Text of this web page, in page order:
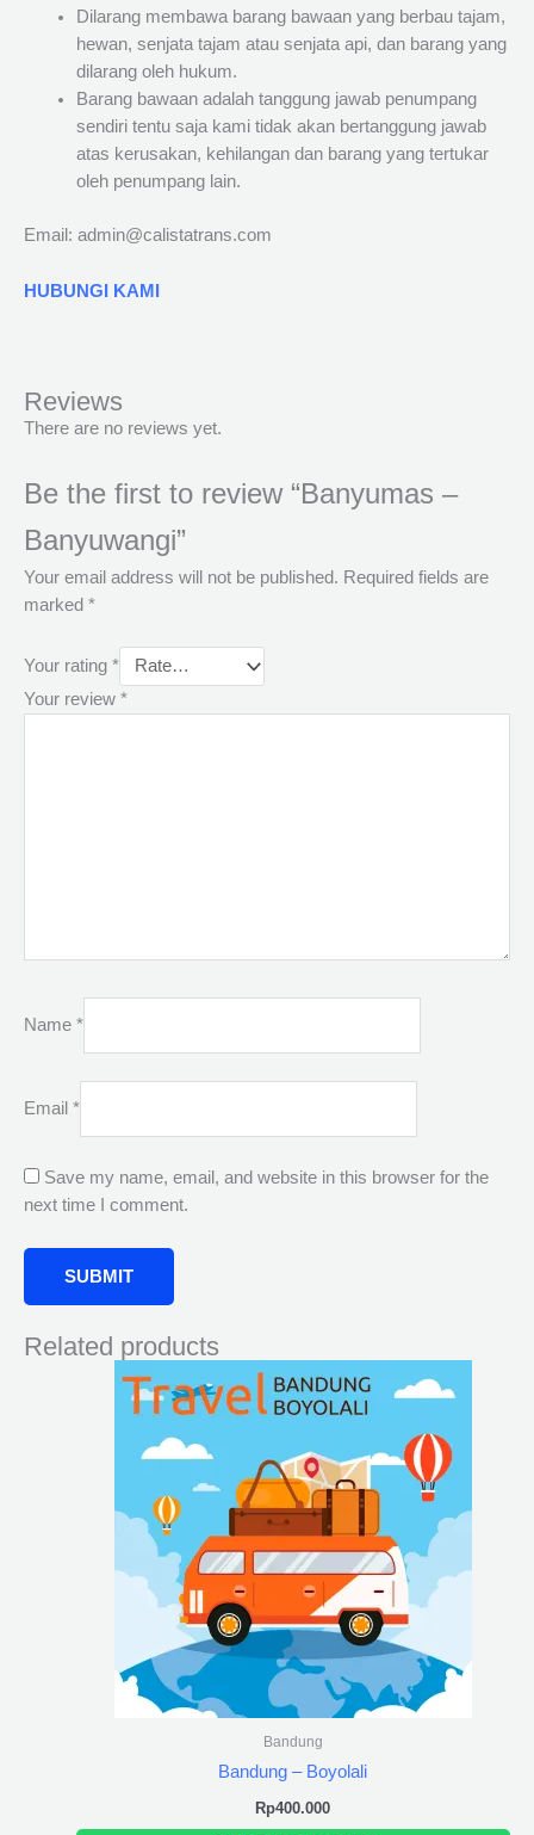
Dilarang membawa barang bawaan yang berbau tajam,
hewan, senjata tajam atau senjata api, dan barang yang
dilarang oleh hukum.
Barang bawaan adalah tanggung jawab penumpang
sendiri tentu saja kami tidak akan bertanggung jawab
atas kerusakan, kehilangan dan barang yang tertukar
oleh penumpang lain.
Email: admin@calistatrans.com
HUBUNGI KAMI
Reviews
There are no reviews yet.
Be the first to review “Banyumas –
Banyuwangi”
Your email address will not be published. Required fields are
marked *
Your rating *
Your review *
Name *
Email *
Save my name, email, and website in this browser for the
next time I comment.
Related products
Bandung
Bandung – Boyolali
Rp400.000